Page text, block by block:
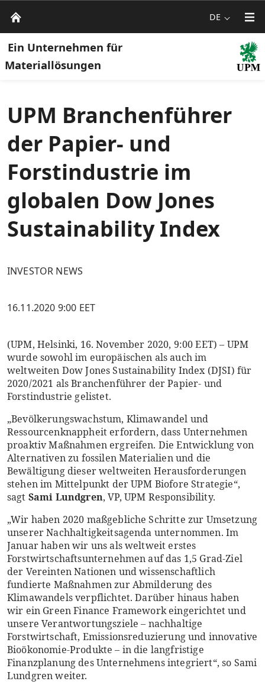
DE
Ein Unternehmen für
Materiallösungen
UPM Branchenführer
der Papier- und
Forstindustrie im
globalen Dow Jones
Sustainability Index
INVESTOR NEWS
16.11.2020 9:00 EET
(UPM, Helsinki, 16. November 2020, 9:00 EET) – UPM
wurde sowohl im europäischen als auch im
weltweiten Dow Jones Sustainability Index (DJSI) für
2020/2021 als Branchenführer der Papier- und
Forstindustrie gelistet.
„Bevölkerungswachstum, Klimawandel und
Ressourcenknappheit erfordern, dass Unternehmen
proaktiv Maßnahmen ergreifen. Die Entwicklung von
Alternativen zu fossilen Materialien und die
Bewältigung dieser weltweiten Herausforderungen
stehen im Mittelpunkt der UPM Biofore Strategie“,
sagt Sami Lundgren, VP, UPM Responsibility.
„Wir haben 2020 maßgebliche Schritte zur Umsetzung
unserer Nachhaltigkeitsagenda unternommen. Im
Januar haben wir uns als weltweit erstes
Forstwirtschaftsunternehmen auf das 1,5 Grad-Ziel
der Vereinten Nationen und wissenschaftlich
fundierte Maßnahmen zur Abmilderung des
Klimawandels verpflichtet. Darüber hinaus haben
wir ein Green Finance Framework eingerichtet und
unsere Verantwortungsziele – nachhaltige
Forstwirtschaft, Emissionsreduzierung und innovative
Bioökonomie-Produkte – in die langfristige
Finanzplanung des Unternehmens integriert“, so Sami
Lundgren weiter.